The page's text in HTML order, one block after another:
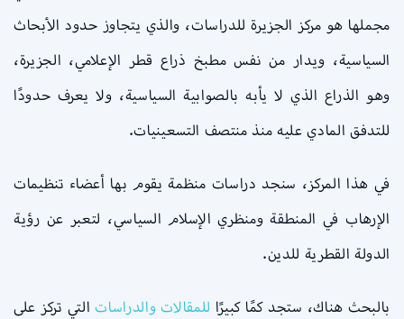
مجملها هو مركز الجزيرة للدراسات، والذي يتجاوز حدود الأبحاث
السياسية، ويدار من نفس مطبخ ذراع قطر الإعلامي، الجزيرة،
وهو الذراع الذي لا يأبه بالصوابية السياسية، ولا يعرف حدودًا
للتدفق المادي عليه منذ منتصف التسعينيات.
في هذا المركز، سنجد دراسات منظمة يقوم بها أعضاء تنظيمات
الإرهاب في المنطقة ومنظري الإسلام السياسي، لتعبر عن رؤية
الدولة القطرية للدين.
بالبحث هناك، ستجد كمًا كبيرًا للمقالات والدراساتالتي تركز على